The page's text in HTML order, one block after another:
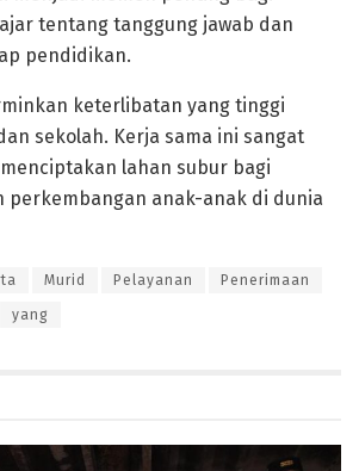
tentang tanggung jawab dan
pendidikan.
keterlibatan yang tinggi
sekolah. Kerja sama ini sangat
lahan subur bagi
perkembangan anak-anak di dunia
Murid Pelayanan Penerimaan
yang